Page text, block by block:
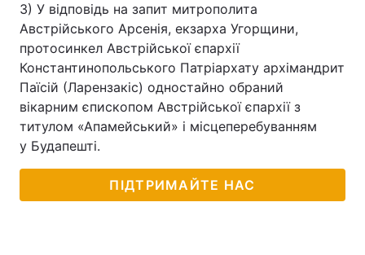
3) У відповідь на запит митрополита
Австрійського Арсенія, екзарха Угорщини,
протосинкел Австрійської єпархії
Константинопольського Патріархату архімандрит
Паїсій (Ларензакіс) одностайно обраний
вікарним єпископом Австрійської єпархії з
титулом «Апамейський» і місцеперебуванням
у Будапешті.
ПІДТРИМАЙТЕ НАС